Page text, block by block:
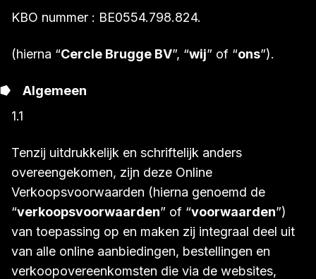
KBO nummer : BE0554.798.824.
(hierna “Cercle Brugge BV”, “wij” of “ons”).
Algemeen
1.1
Tenzij uitdrukkelijk en schriftelijk anders
overeengekomen, zijn deze Online
Verkoopsvoorwaarden (hierna genoemd de
“verkoopsvoorwaarden” of “voorwaarden”)
van toepassing op en maken zij integraal deel uit
van alle online aanbiedingen, bestellingen en
verkoopovereenkomsten die via de websites,